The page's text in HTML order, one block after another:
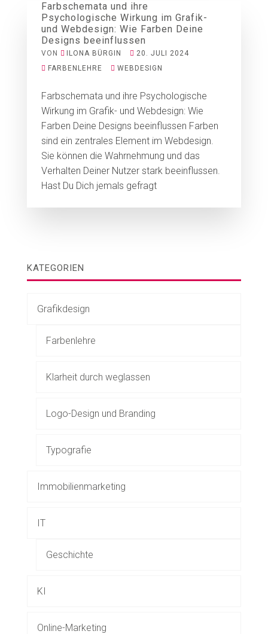
Farbschemata und ihre
Psychologische Wirkung im Grafik-
und Webdesign: Wie Farben Deine
Designs beeinflussen
VON ILONA BÜRGIN
20. JULI 2024
FARBENLEHRE
WEBDESIGN
Farbschemata und ihre Psychologische
Wirkung im Grafik- und Webdesign: Wie
Farben Deine Designs beeinflussen Farben
sind ein zentrales Element im Webdesign.
Sie können die Wahrnehmung und das
Verhalten Deiner Nutzer stark beeinflussen.
Hast Du Dich jemals gefragt
KATEGORIEN
Grafikdesign
Farbenlehre
Klarheit durch weglassen
Logo-Design und Branding
Typografie
Immobilienmarketing
IT
Geschichte
KI
Online-Marketing